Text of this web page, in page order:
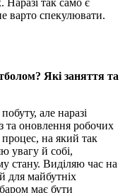
Наразі так само є
варто спекулювати.
Які заняття та
але наразі
та оновлення робочих
на який так
увагу й собі,
стану. Виділяю час на
для майбутніх
має бути